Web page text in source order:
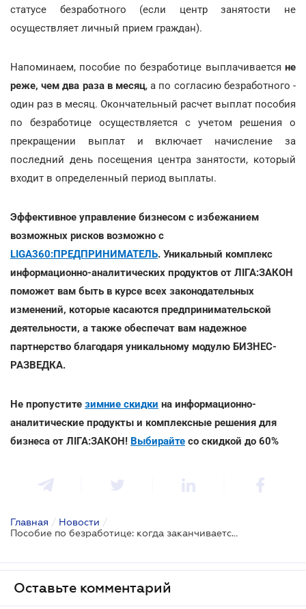
статусе безработного (если центр занятости не
осуществляет личный прием граждан).
Напоминаем, пособие по безработице выплачивается не
реже, чем два раза в месяц, а по согласию безработного -
один раз в месяц. Окончательный расчет выплат пособия
по безработице осуществляется с учетом решения о
прекращении выплат и включает начисление за
последний день посещения центра занятости, который
входит в определенный период выплаты.
Эффективное управление бизнесом с избежанием
возможных рисков возможно с
LIGA360:ПРЕДПРИНИМАТЕЛЬ. Уникальный комплекс
информационно-аналитических продуктов от ЛІГА:ЗАКОН
поможет вам быть в курсе всех законодательных
изменений, которые касаются предпринимательской
деятельности, а также обеспечат вам надежное
партнерство благодаря уникальному модулю БИЗНЕС-
РАЗВЕДКА.
Не пропустите зимние скидки на информационно-
аналитические продукты и комплексные решения для
бизнеса от ЛІГА:ЗАКОН! Выбирайте со скидкой до 60%
Главная / Новости /
Пособие по безработице: когда заканчивается период выплат
Оставьте комментарий